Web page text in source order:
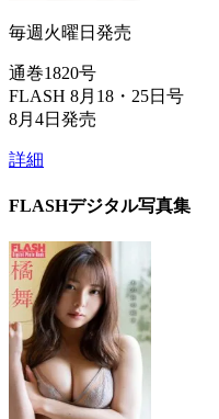
毎週火曜日発売
通巻1820号
FLASH 8月18・25日号
8月4日発売
詳細
FLASHデジタル写真集